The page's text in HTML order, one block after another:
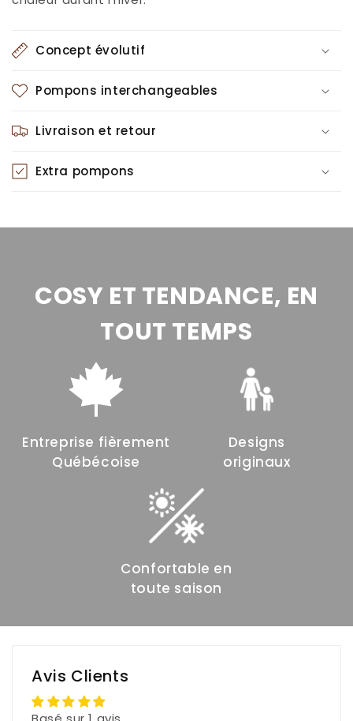
Concept évolutif
Pompons interchangeables
Livraison et retour
Extra pompons
COSY ET TENDANCE, EN
TOUT TEMPS
Entreprise fièrement
Québécoise
Designs
originaux
Confortable en
toute saison
Avis Clients